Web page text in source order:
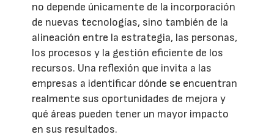
no depende únicamente de la incorporación
de nuevas tecnologías, sino también de la
alineación entre la estrategia, las personas,
los procesos y la gestión eficiente de los
recursos. Una reflexión que invita a las
empresas a identificar dónde se encuentran
realmente sus oportunidades de mejora y
qué áreas pueden tener un mayor impacto
en sus resultados.